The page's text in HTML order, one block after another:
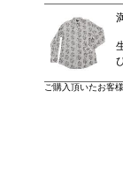
ご購入頂いたお客